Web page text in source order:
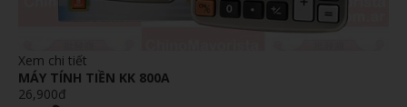
Xem chi tiết
MÁY TÍNH TIỀN KK 800A
26,900đ